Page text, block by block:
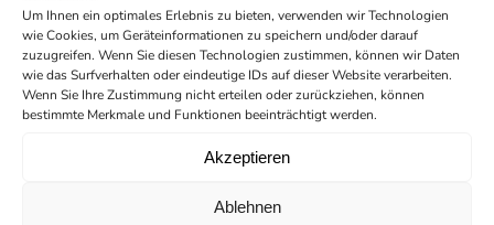
Um Ihnen ein optimales Erlebnis zu bieten, verwenden wir Technologien
wie Cookies, um Geräteinformationen zu speichern und/oder darauf
zuzugreifen. Wenn Sie diesen Technologien zustimmen, können wir Daten
wie das Surfverhalten oder eindeutige IDs auf dieser Website verarbeiten.
Wenn Sie Ihre Zustimmung nicht erteilen oder zurückziehen, können
bestimmte Merkmale und Funktionen beeinträchtigt werden.
Akzeptieren
Ablehnen
Team Hannover
Spendestandorte
Vermittlungsstelle
Gewebetransplantation